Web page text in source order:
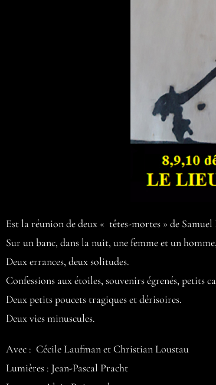
Est la réunion de deux « têtes-mortes » de Samuel
Sur un banc, dans la nuit, une femme et un
Deux errances, deux solitudes.
Confessions aux étoiles, souvenirs égrenés, petits
Deux petits poucets tragiques et dérisoires.
Deux vies minuscules.
Avec : Cécile Laufman et Christian Loustau
Lumières : Jean-Pascal Pracht